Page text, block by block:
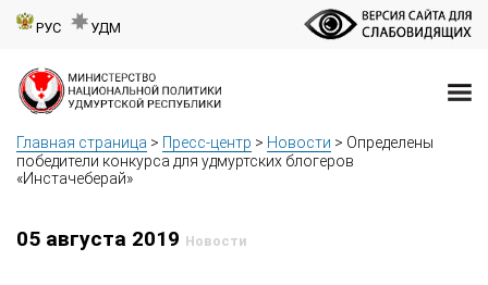
РУС УДМ
Главная страница > Пресс-центр > Новости > Определены
победители конкурса для удмуртских блогеров
«Инстачеберай»
05 августа 2019 Новости